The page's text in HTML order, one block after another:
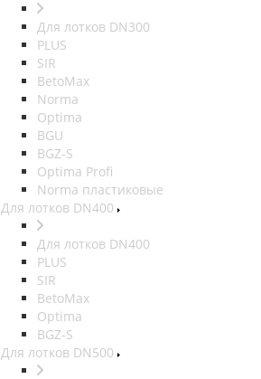
Для лотков DN300
PLUS
SIR
BetoMax
Norma
Optima
BGU
BGZ-S
Optima Profi
Norma пластиковые
Для лотков DN400
Для лотков DN400
PLUS
SIR
BetoMax
Optima
BGZ-S
Для лотков DN500